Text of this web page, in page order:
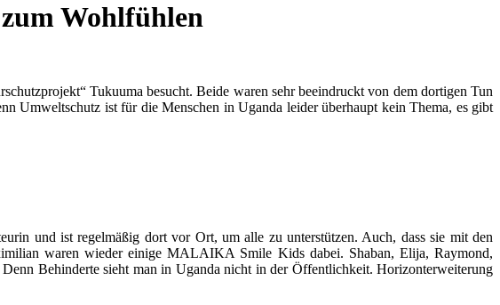
Wohlfühlen
Tukuuma besucht. Beide waren sehr beeindruckt von dem dortigen Tun
Umweltschutz ist für die Menschen in Uganda leider überhaupt kein Thema, es gibt
und ist regelmäßig dort vor Ort, um alle zu unterstützen. Auch, dass sie mit den
waren wieder einige MALAIKA Smile Kids dabei. Shaban, Elija, Raymond,
Behinderte sieht man in Uganda nicht in der Öffentlichkeit. Horizonterweiterung